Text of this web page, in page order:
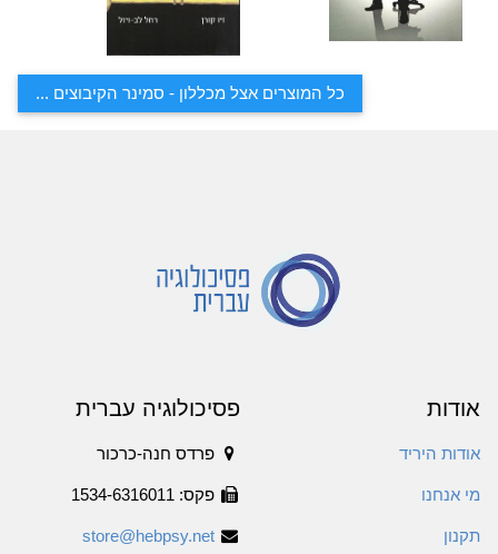
כל המוצרים אצל מכללון - סמינר הקיבוצים ...
אודות
אודות היריד
מי אנחנו
תקנון
פסיכולוגיה עברית
פרדס חנה-כרכור
פקס: 1534-6316011
store@hebpsy.net